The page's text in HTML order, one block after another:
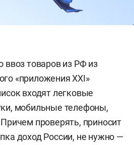
ввоз товаров из РФ из
«приложения XXI»
входят легковые
мобильные телефоны,
проверять, приносит
доход России, не нужно —